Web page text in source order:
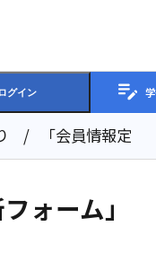
グイン
「会員情報定
ォーム」